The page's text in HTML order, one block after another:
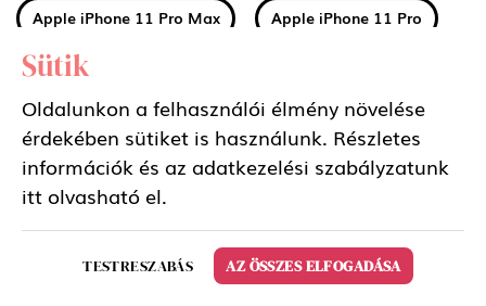
Apple iPhone 11 Pro Max Apple iPhone 11 Pro
Huawei Mate 30
Nokia 2 2019 (2.2) Nokia 3 2019 (3.2)
Nokia 4 2019 (4.2)
Samsung Galaxy Tab S6 10.5 LTE
Sütik
Oldalunkon a felhasználói élmény növelése
érdekében sütiket is használunk. Részletes
információk és az adatkezelési szabályzatunk
itt olvasható el.
TESTRESZABÁS AZ ÖSSZES ELFOGADÁSA